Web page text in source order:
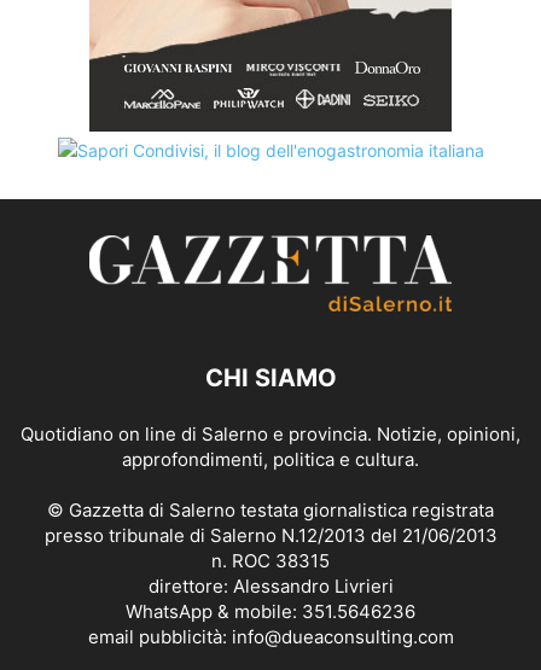
CHI SIAMO
Quotidiano on line di Salerno e provincia. Notizie, opinioni,
approfondimenti, politica e cultura.
© Gazzetta di Salerno testata giornalistica registrata
presso tribunale di Salerno N.12/2013 del 21/06/2013
n. ROC 38315
direttore: Alessandro Livrieri
WhatsApp & mobile: 351.5646236
email pubblicità: info@dueaconsulting.com